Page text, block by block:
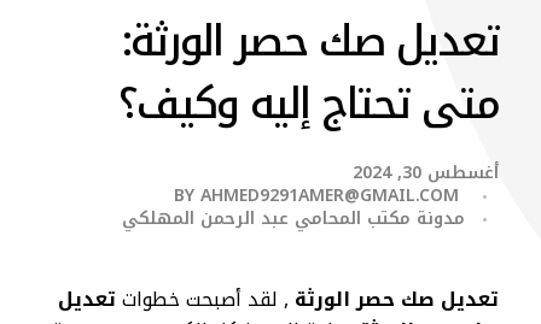
تعديل صك حصر الورثة:
متى تحتاج إليه وكيف؟
أغسطس 30, 2024
BYAHMED9291AMER@GMAIL.COM
مدونة مكتب المحامي عبد الرحمن المهلكي
تعديل صك حصر الورثة , لقد أصبحت خطواتتعديل